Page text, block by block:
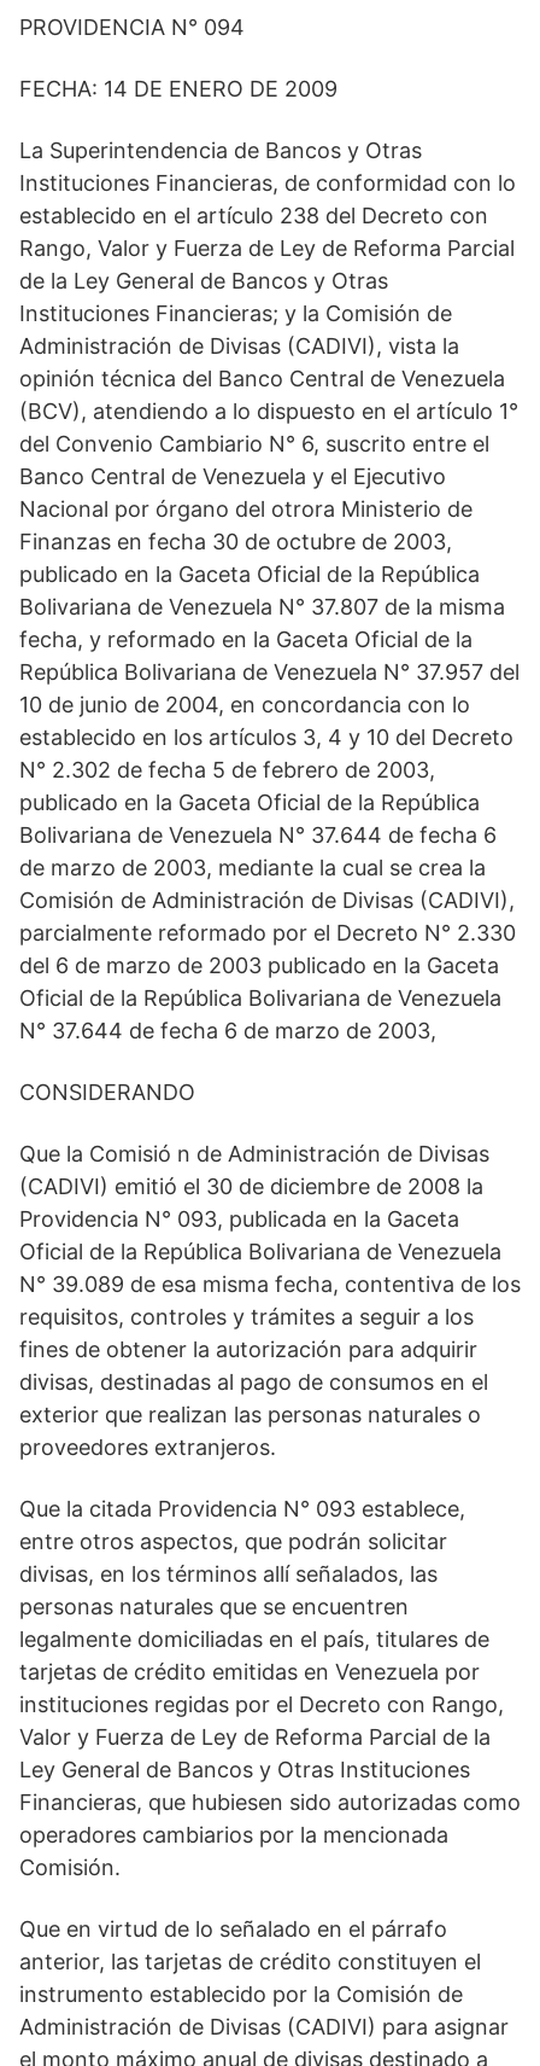
PROVIDENCIA N° 094
FECHA: 14 DE ENERO DE 2009
La Superintendencia de Bancos y Otras
Instituciones Financieras, de conformidad con lo
establecido en el artículo 238 del Decreto con
Rango, Valor y Fuerza de Ley de Reforma Parcial
de la Ley General de Bancos y Otras
Instituciones Financieras; y la Comisión de
Administración de Divisas (CADIVI), vista la
opinión técnica del Banco Central de Venezuela
(BCV), atendiendo a lo dispuesto en el artículo 1°
del Convenio Cambiario N° 6, suscrito entre el
Banco Central de Venezuela y el Ejecutivo
Nacional por órgano del otrora Ministerio de
Finanzas en fecha 30 de octubre de 2003,
publicado en la Gaceta Oficial de la República
Bolivariana de Venezuela N° 37.807 de la misma
fecha, y reformado en la Gaceta Oficial de la
República Bolivariana de Venezuela N° 37.957 del
10 de junio de 2004, en concordancia con lo
establecido en los artículos 3, 4 y 10 del Decreto
N° 2.302 de fecha 5 de febrero de 2003,
publicado en la Gaceta Oficial de la República
Bolivariana de Venezuela N° 37.644 de fecha 6
de marzo de 2003, mediante la cual se crea la
Comisión de Administración de Divisas (CADIVI),
parcialmente reformado por el Decreto N° 2.330
del 6 de marzo de 2003 publicado en la Gaceta
Oficial de la República Bolivariana de Venezuela
N° 37.644 de fecha 6 de marzo de 2003,
CONSIDERANDO
Que la Comisió n de Administración de Divisas
(CADIVI) emitió el 30 de diciembre de 2008 la
Providencia N° 093, publicada en la Gaceta
Oficial de la República Bolivariana de Venezuela
N° 39.089 de esa misma fecha, contentiva de los
requisitos, controles y trámites a seguir a los
fines de obtener la autorización para adquirir
divisas, destinadas al pago de consumos en el
exterior que realizan las personas naturales o
proveedores extranjeros.
Que la citada Providencia N° 093 establece,
entre otros aspectos, que podrán solicitar
divisas, en los términos allí señalados, las
personas naturales que se encuentren
legalmente domiciliadas en el país, titulares de
tarjetas de crédito emitidas en Venezuela por
instituciones regidas por el Decreto con Rango,
Valor y Fuerza de Ley de Reforma Parcial de la
Ley General de Bancos y Otras Instituciones
Financieras, que hubiesen sido autorizadas como
operadores cambiarios por la mencionada
Comisión.
Que en virtud de lo señalado en el párrafo
anterior, las tarjetas de crédito constituyen el
instrumento establecido por la Comisión de
Administración de Divisas (CADIVI) para asignar
el monto máximo anual de divisas destinado a